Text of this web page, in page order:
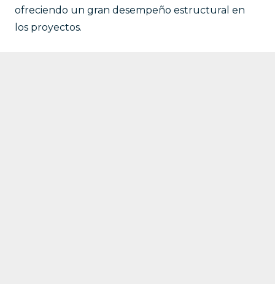
ofreciendo un gran desempeño estructural en
los proyectos.